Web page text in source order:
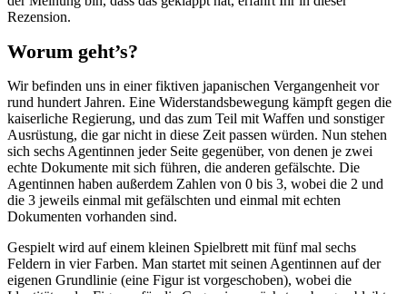
Rezension.
Worum geht’s?
Wir befinden uns in einer fiktiven japanischen Vergangenheit vor
rund hundert Jahren. Eine Widerstandsbewegung kämpft gegen die
kaiserliche Regierung, und das zum Teil mit Waffen und sonstiger
Ausrüstung, die gar nicht in diese Zeit passen würden. Nun stehen
sich sechs Agentinnen jeder Seite gegenüber, von denen je zwei
echte Dokumente mit sich führen, die anderen gefälschte. Die
Agentinnen haben außerdem Zahlen von 0 bis 3, wobei die 2 und
die 3 jeweils einmal mit gefälschten und einmal mit echten
Dokumenten vorhanden sind.
Gespielt wird auf einem kleinen Spielbrett mit fünf mal sechs
Feldern in vier Farben. Man startet mit seinen Agentinnen auf der
eigenen Grundlinie (eine Figur ist vorgeschoben), wobei die